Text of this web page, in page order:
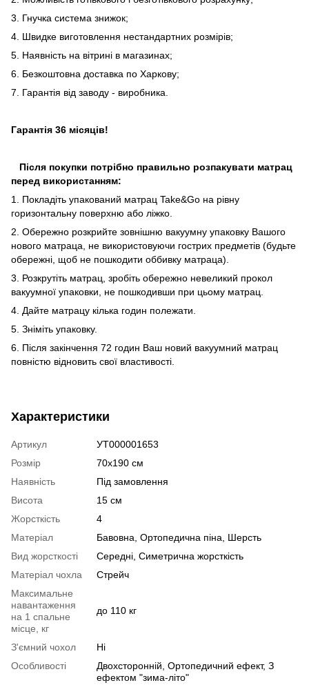
3. Гнучка система знижок;
4. Швидке виготовлення нестандартних розмірів;
5. Наявність на вітрині в магазинах;
6. Безкоштовна доставка по Харкову;
7. Гарантія від заводу - виробника.
Гарантія 36 місяців!
Після покупки потрібно правильно розпакувати матрац
перед використанням:
1. Покладіть упакований матрац Take&Go на рівну
горизонтальну поверхню або ліжко.
2. Обережно розкрийте зовнішню вакуумну упаковку Вашого
нового матраца, не використовуючи гострих предметів (будьте
обережні, щоб не пошкодити оббивку матраца).
3. Розкрутіть матрац, зробіть обережно невеликий прокол
вакуумної упаковки, не пошкодивши при цьому матрац.
4. Дайте матрацу кілька годин полежати.
5. Зніміть упаковку.
6. Після закінчення 72 годин Ваш новий вакуумний матрац
повністю відновить свої властивості.
Характеристики
Артикул
УТ000001653
Розмір
70х190 см
Наявність
Під замовлення
Висота
15 см
Жорсткість
4
Матеріал
Бавовна, Ортопедична піна, Шерсть
Вид жорсткості
Середні, Симетрична жорсткість
Матеріал чохла
Стрейч
Максимальне
навантаження
на 1 спальне
місце, кг
до 110 кг
З'ємний чохол
Ні
Особливості
Двохсторонній, Ортопедичний ефект, З
ефектом "зима-літо"